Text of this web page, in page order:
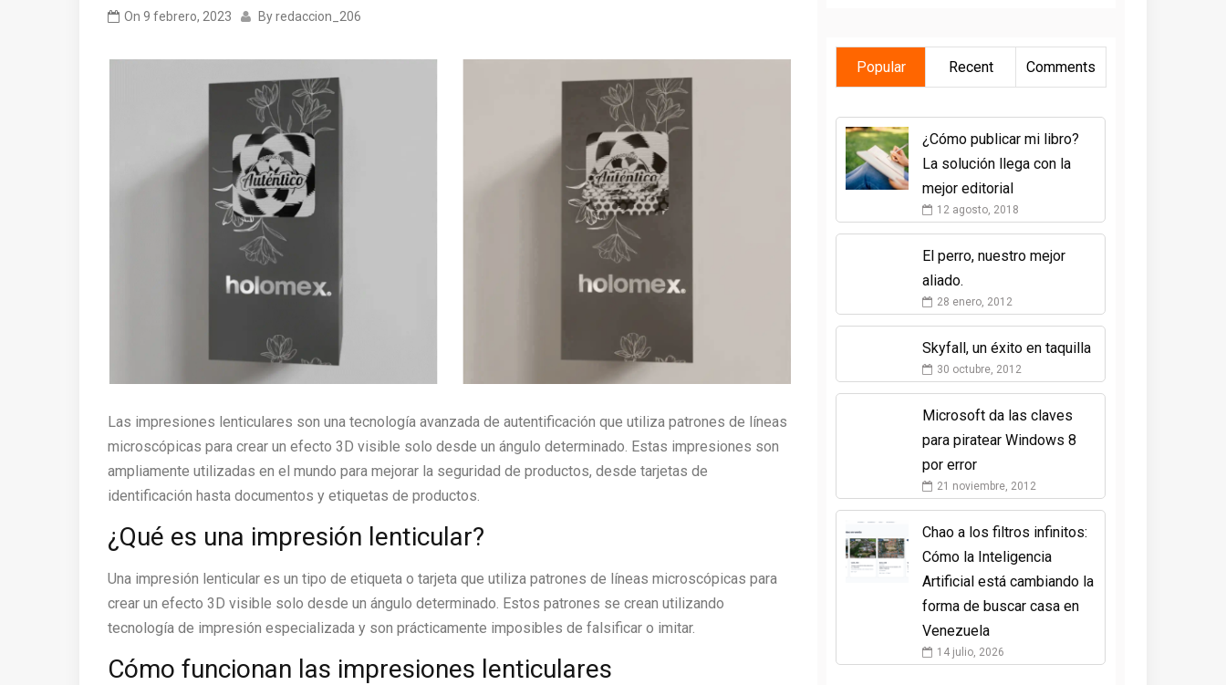
On 9 febrero, 2023 Byredaccion_206
Las impresiones lenticulares son una tecnología avanzada de autentificación que utiliza patrones de líneas
microscópicas para crear un efecto 3D visible solo desde un ángulo determinado. Estas impresiones son
ampliamente utilizadas en el mundo para mejorar la seguridad de productos, desde tarjetas de
identificación hasta documentos y etiquetas de productos.
¿Qué es una impresión lenticular?
Una impresión lenticular es un tipo de etiqueta o tarjeta que utiliza patrones de líneas microscópicas para
crear un efecto 3D visible solo desde un ángulo determinado. Estos patrones se crean utilizando
tecnología de impresión especializada y son prácticamente imposibles de falsificar o imitar.
Cómo funcionan las impresiones lenticulares
Popular Recent Comments
¿Cómo publicar mi libro?
La solución llega con la
mejor editorial
12 agosto, 2018
El perro, nuestro mejor
aliado.
28 enero, 2012
Skyfall, un éxito en taquilla
30 octubre, 2012
Microsoft da las claves
para piratear Windows 8
por error
21 noviembre, 2012
Chao a los filtros infinitos:
Cómo la Inteligencia
Artificial está cambiando la
forma de buscar casa en
Venezuela
14 julio, 2026